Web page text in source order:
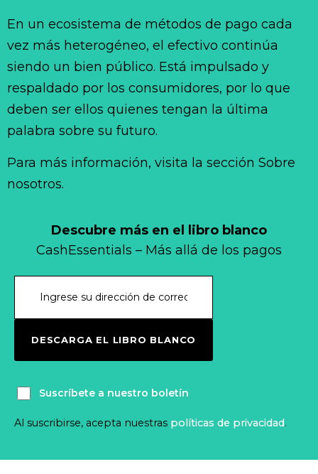
Descubre más en el libro blanco
CashEssentials – Más allá de los pagos
DESCARGA EL LIBRO BLANCO
Suscríbete a nuestro boletín
Al suscribirse, acepta nuestras políticas de privacidad.
En un ecosistema de métodos de pago cada
vez más heterogéneo, el efectivo continúa
siendo un bien público. Está impulsado y
respaldado por los consumidores, por lo que
deben ser ellos quienes tengan la última
palabra sobre su futuro.
Para más información, visita la sección Sobre
nosotros.